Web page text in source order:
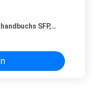
SFP,